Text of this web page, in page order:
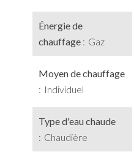
Énergie de
chauffage
Gaz
Moyen de chauffage
Individuel
Type d'eau chaude
Chaudière